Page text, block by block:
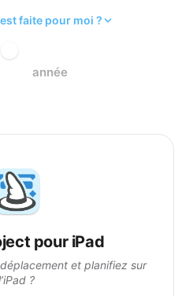
faite pour moi ?
année
pour iPad
et planifiez sur
?